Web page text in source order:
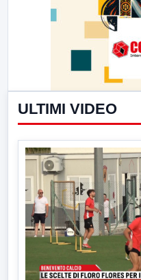
ULTIMI VIDEO